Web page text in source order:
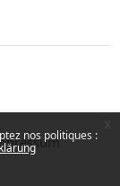
nos politiques :